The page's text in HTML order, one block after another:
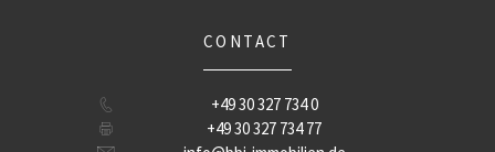
CONTACT
+49 30 327 734 0
+49 30 327 734 77